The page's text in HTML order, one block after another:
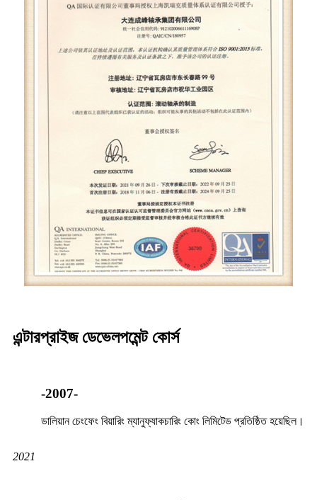
এন্টারপ্রাইজ ডেভেলপমেন্ট কোর্স
-2007-
ডালিয়ান চেংফেং বিয়ারিং ম্যানুফ্যাকচারিং কোং লিমিটেড প্রতিষ্ঠিত হয়েছিল।
2021